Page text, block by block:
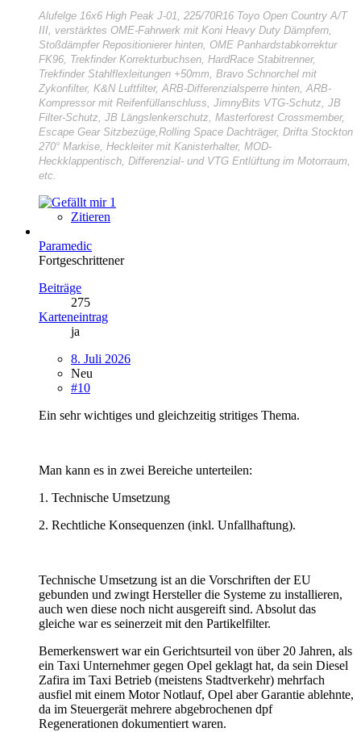
Alufelge 16x6 High Peak J-01, 225/70R16 Toyo Open Country A/T
III, verstärktes OME-Fahrwerk mit Koni Heavy Duty Dämpfern,
Stoßdämpfer Repositionierer hinten, OME Panhardstabkorrektur
FK96, Trekfinder Korrekturbuchsen, HardRace Stabitrenner,
Trekfinder Stahlflexleitungen +50mm, Bravo Schnorchel mit
Zykonfilter, K&N Luftfilter, ARB-Differenzialsperre hinten, ARB-
Kompressor mit Reifenfüllanschluss, JimnyBits VTG-Schutz, JB
Filter-Schutz, JB Längslenkerschutz, Masterforest Crossmember,
Escape Gear Sitzbezüge,Rolling Space Dachträger, Drifta Stockton
270° Markise, Heckleiter mit Kanisterhalter, MOD-
Heckklappentisch, Differenzial- und VTG Entlüftung im Motorraum,
etc.
1
Zitieren
Paramedic
Fortgeschrittener
Beiträge
275
Karteneintrag
ja
8. Juli 2026
Neu
#10
Ein sehr wichtiges und gleichzeitig stritiges Thema.
Man kann es in zwei Bereiche unterteilen:
1. Technische Umsetzung
2. Rechtliche Konsequenzen (inkl. Unfallhaftung).
Technische Umsetzung ist an die Vorschriften der EU
gebunden und zwingt Hersteller die Systeme zu installieren,
auch wen diese noch nicht ausgereift sind. Absolut das
gleiche war es seinerzeit mit den Partikelfilter.
Bemerkenswert war ein Gerichtsurteil von über 20 Jahren, als
ein Taxi Unternehmer gegen Opel geklagt hat, da sein Diesel
Zafira im Taxi Betrieb (meistens Stadtverkehr) mehrfach
ausfiel mit einem Motor Notlauf, Opel aber Garantie ablehnte,
da im Steuergerät mehrere abgebrochenen dpf
Regenerationen dokumentiert waren.